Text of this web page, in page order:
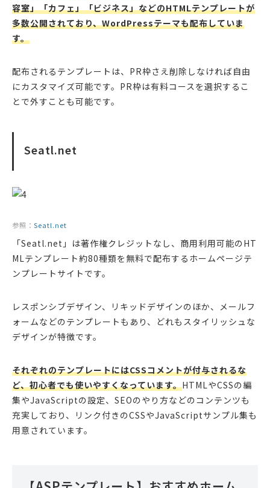
容室」「カフェ」「ビジネス」などのHTMLテンプレートが
多数公開されており、WordPressテーマも配布していま
す。
配布されるテンプレートは、PR枠さえ削除しなければ自由
にカスタマイズ可能です。PR枠は有料コースを選択するこ
とで外すことも可能です。
Seatl.net
参照： Seatl.net
「Seatl.net」は著作権クレジットなし、商用利用可能のHT
MLテンプレート約80種類を無料で配布するホームページテ
ンプレートサイトです。
レスポンシブデザイン、リキッドデザインのほか、メールフ
ォームなどのテンプレートもあり、どれもスタイリッシュな
デザインが特徴です。
それぞれのテンプレートにはCSSコメントが付与されるな
ど、初心者でも使いやすくなっています。HTMLやCSSの編
集やJavaScriptの設定、SEOのやり方などのコンテンツも
充実しており、リンク付きのCSSやJavaScriptサンプル集も
用意されています。